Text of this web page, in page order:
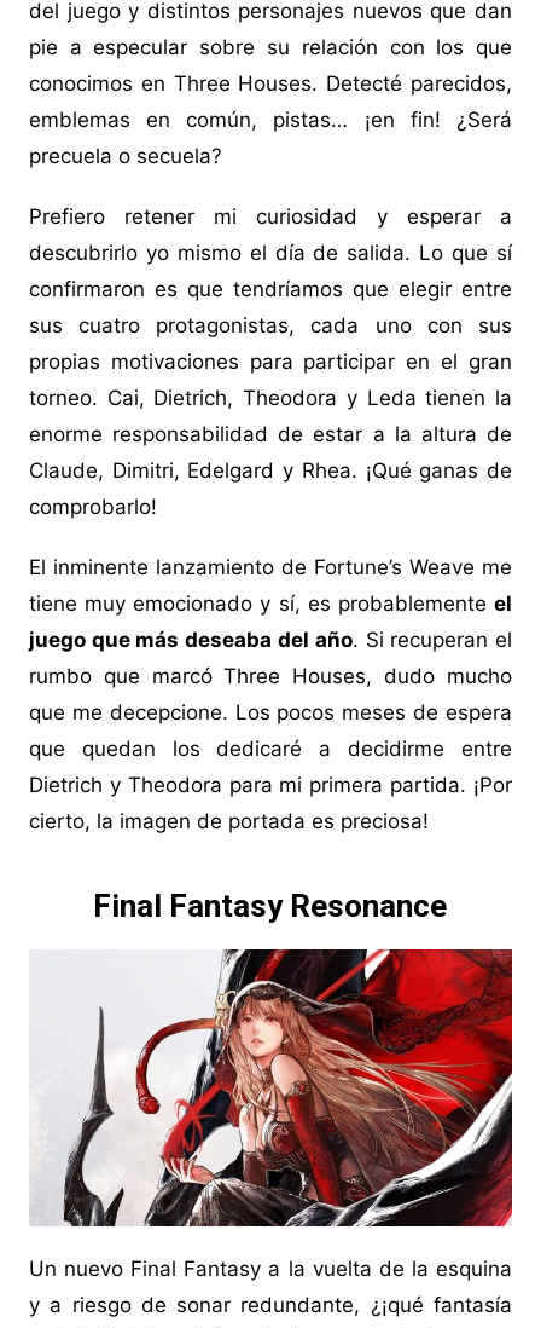
del juego y distintos personajes nuevos que dan
pie a especular sobre su relación con los que
conocimos en Three Houses. Detecté parecidos,
emblemas en común, pistas… ¡en fin! ¿Será
precuela o secuela?
Prefiero retener mi curiosidad y esperar a
descubrirlo yo mismo el día de salida. Lo que sí
confirmaron es que tendríamos que elegir entre
sus cuatro protagonistas, cada uno con sus
propias motivaciones para participar en el gran
torneo. Cai, Dietrich, Theodora y Leda tienen la
enorme responsabilidad de estar a la altura de
Claude, Dimitri, Edelgard y Rhea. ¡Qué ganas de
comprobarlo!
El inminente lanzamiento de Fortune’s Weave me
tiene muy emocionado y sí, es probablementeel
juego que más deseaba del año. Si recuperan el
rumbo que marcó Three Houses, dudo mucho
que me decepcione. Los pocos meses de espera
que quedan los dedicaré a decidirme entre
Dietrich y Theodora para mi primera partida. ¡Por
cierto, la imagen de portada es preciosa!
Final Fantasy Resonance
Un nuevo Final Fantasy a la vuelta de la esquina
y a riesgo de sonar redundante, ¿¡qué fantasía